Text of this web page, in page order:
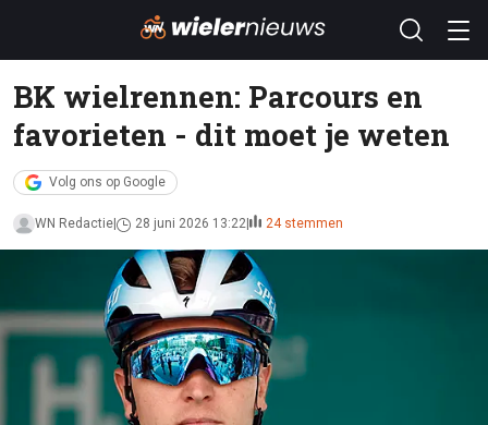
BK wielrennen: Parcours en
favorieten - dit moet je weten
Volg ons op Google
WN Redactie 28 juni 2026 13:22 24 stemmen